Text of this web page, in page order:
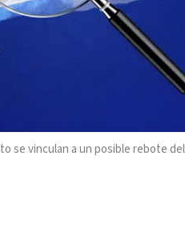
se vinculan a un posible rebote